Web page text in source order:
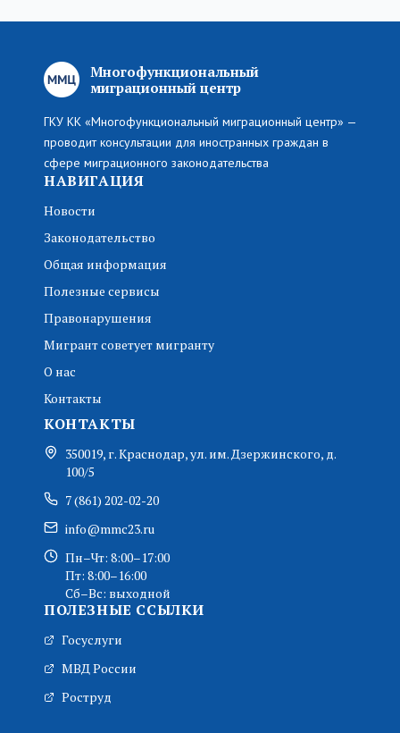
Многофункциональный
миграционный центр
ГКУ КК «Многофункциональный миграционный центр» —
проводит консультации для иностранных граждан в
сфере миграционного законодательства
НАВИГАЦИЯ
Новости
Законодательство
Общая информация
Полезные сервисы
Правонарушения
Мигрант советует мигранту
О нас
Контакты
КОНТАКТЫ
350019, г. Краснодар, ул. им. Дзержинского, д.
100/5
7 (861) 202-02-20
info@mmc23.ru
Пн–Чт: 8:00–17:00
Пт: 8:00–16:00
Сб–Вс: выходной
ПОЛЕЗНЫЕ ССЫЛКИ
Госуслуги
МВД России
Роструд